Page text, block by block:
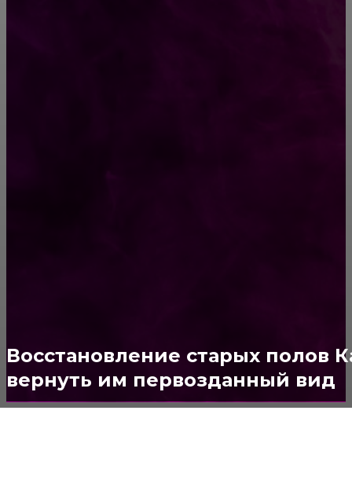
Восстановление старых полов
вернуть им первозданный вид
Потолок147